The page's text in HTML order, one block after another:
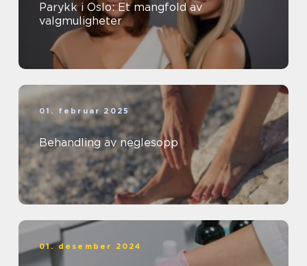
Parykk i Oslo: Et mangfold av
valgmuligheter
01. februar 2025
Behandling av neglesopp
01. desember 2024